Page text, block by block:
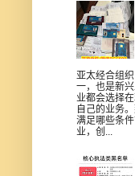
亚太经合组
一，也是新
业都会选择
自己的业务
满足哪些条
业，创...